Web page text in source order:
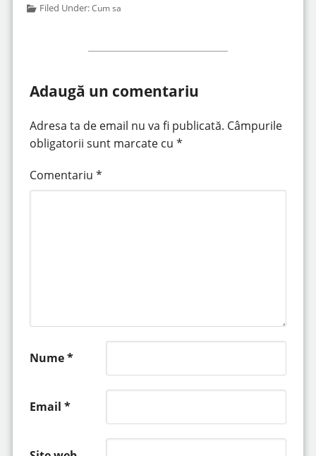
Filed Under:Cum sa
Adaugă un comentariu
Adresa ta de email nu va fi publicată. Câmpurile
obligatorii sunt marcate cu *
Comentariu *
Nume*
Email *